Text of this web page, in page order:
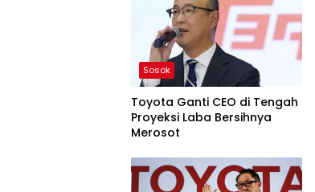
Sosok
Toyota Ganti CEO di Tengah
Proyeksi Laba Bersihnya
Merosot